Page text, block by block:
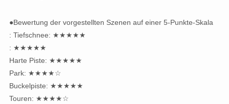
●Bewertung der vorgestellten Szenen auf einer 5-Punkte-Skala
: Tiefschnee: ★★★★★
: ★★★★★
Harte Piste: ★★★★★
Park: ★★★★☆
Buckelpiste: ★★★★★
Touren: ★★★★☆